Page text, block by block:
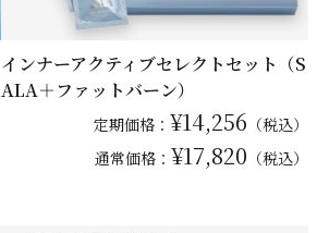
インナーアクティブセレクトセット（S
ALA＋ファットバーン）
定期価格： ¥14,256 （税込）
通常価格： ¥17,820 （税込）